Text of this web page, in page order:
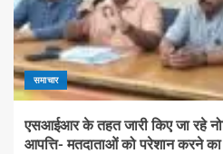
समाचार
एसआईआर के तहत जारी किए जा रहे
आपत्ति- मतदाताओं को परेशान करने